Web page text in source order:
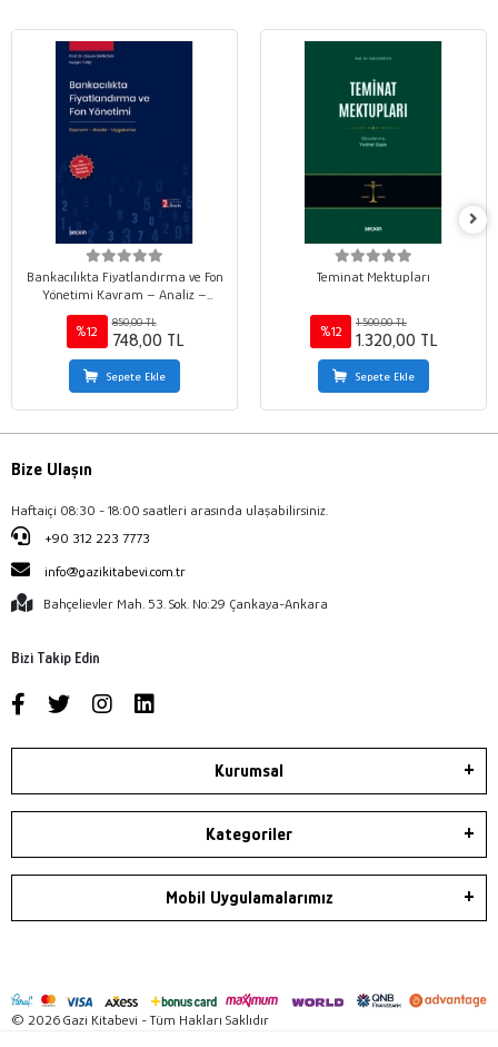
Bankacılıkta Fiyatlandırma ve Fon
Yönetimi Kavram – Analiz –
Uygulama
%12
850,00 TL
748,00 TL
Sepete Ekle
Teminat Mektupları
%12
1.500,00 TL
1.320,00 TL
Sepete Ekle
Bize Ulaşın
Haftaiçi 08:30 - 18:00 saatleri arasında ulaşabilirsiniz.
+90 312 223 7773
info@gazikitabevi.com.tr
Bahçelievler Mah. 53. Sok. No:29 Çankaya-Ankara
Bizi Takip Edin
Kurumsal
Kategoriler
Mobil Uygulamalarımız
© 2026 Gazi Kitabevi - Tüm Hakları Saklıdır